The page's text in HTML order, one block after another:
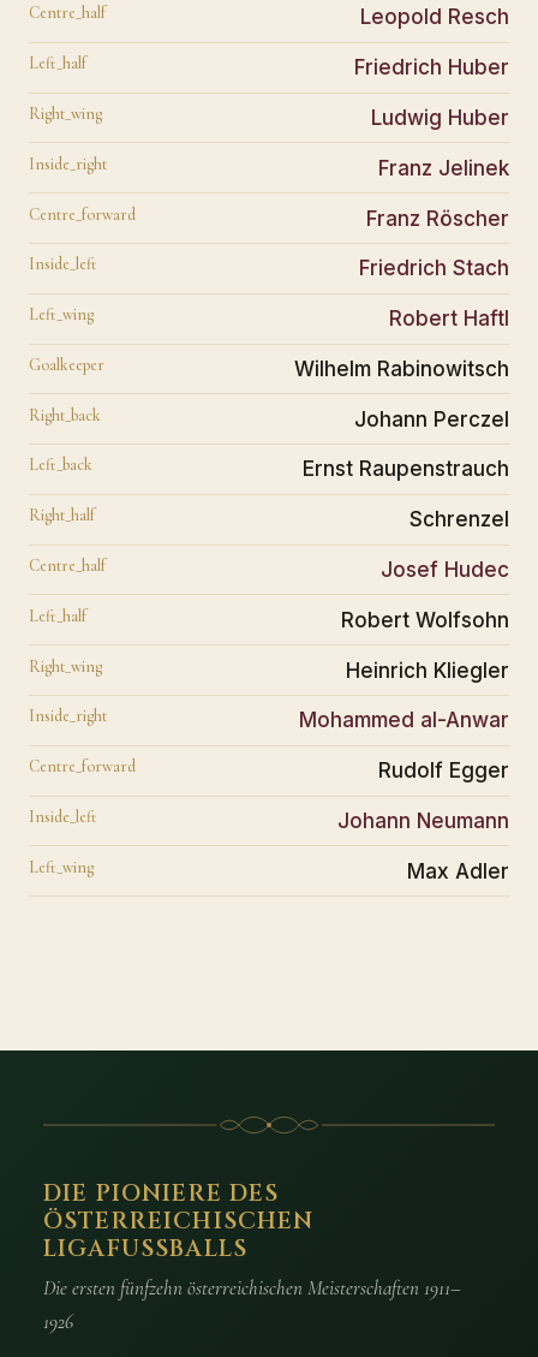
Centre_half Leopold Resch
Left_half Friedrich Huber
Right_wing Ludwig Huber
Inside_right Franz Jelinek
Centre_forward Franz Röscher
Inside_left Friedrich Stach
Left_wing Robert Haftl
Goalkeeper Wilhelm Rabinowitsch
Right_back Johann Perczel
Left_back Ernst Raupenstrauch
Right_half Schrenzel
Centre_half Josef Hudec
Left_half Robert Wolfsohn
Right_wing Heinrich Kliegler
Inside_right Mohammed al-Anwar
Centre_forward Rudolf Egger
Inside_left Johann Neumann
Left_wing Max Adler
DIE PIONIERE DES
ÖSTERREICHISCHEN
LIGAFUSSBALLS
Die ersten fünfzehn österreichischen Meisterschaften 1911–
1926